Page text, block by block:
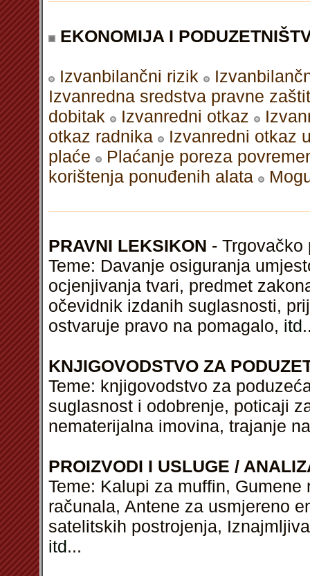
EKONOMIJA I
Izvanbilančni rizik
Izvanredna sredstva pravne
dobitak
Izvanredni otkaz
otkaz radnika
Izvanredni otkaz
plaće
Plaćanje poreza
korištenja ponuđenih alata
PRAVNI LEKSIKON - Trgovačko
Teme: Davanje osiguranja
ocjenjivanja tvari, predmet
očevidnik izdanih suglasnosti,
ostvaruje pravo na pomagalo, itd
KNJIGOVODSTVO ZA
Teme: knjigovodstvo za
suglasnost i odobrenje, poticaji
nematerijalna imovina, trajanje
PROIZVODI I USLUGE /
Teme: Kalupi za muffin,
računala, Antene za usmjereno
satelitskih postrojenja,
itd...